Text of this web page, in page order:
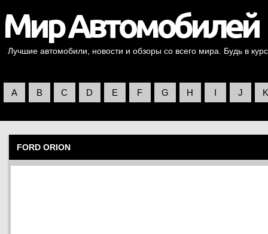
Лучшие автомобили, новости и обзоры со всего мира. Будь в
A B C D E F G H I J K
FORD ORION